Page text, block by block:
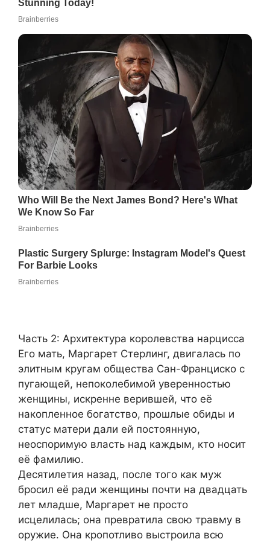
Часть 2: Архитектура королевства нарцисса
Его мать, Маргарет Стерлинг, двигалась по
элитным кругам общества Сан-Франциско с
пугающей, непоколебимой уверенностью
женщины, искренне верившей, что её
накопленное богатство, прошлые обиды и
статус матери дали ей постоянную,
неоспоримую власть над каждым, кто носит
её фамилию.
Десятилетия назад, после того как муж
бросил её ради женщины почти на двадцать
лет младше, Маргарет не просто
исцелилась; она превратила свою травму в
оружие. Она кропотливо выстроила всю